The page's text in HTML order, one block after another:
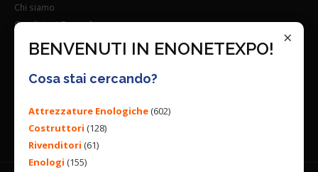
×
BENVENUTI IN ENONETEXPO!
Cosa stai cercando?
Attrezzature Enologiche(602)
Costruttori (128)
Rivenditori (61)
Enologi (155)
Chi siamo
Condizioni Generali
Lavora con noi
Seguici su: